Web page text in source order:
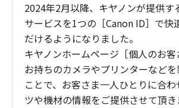
2024年2月以降、キヤノンが提供す
サービスを1つの［Canon ID］で快
だけるようになりました。
キヤノンホームページ［個人のお客
お持ちのカメラやプリンターなど
ことで、お客さま一人ひとりに合
ツや機材の情報をご提供させて頂き